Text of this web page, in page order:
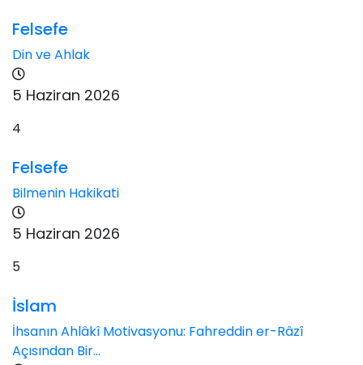
Felsefe
Din ve Ahlak
5 Haziran 2026
4
Felsefe
Bilmenin Hakikati
5 Haziran 2026
5
İslam
İhsanın Ahlâkî Motivasyonu: Fahreddin er-Râzî
Açısından Bir...